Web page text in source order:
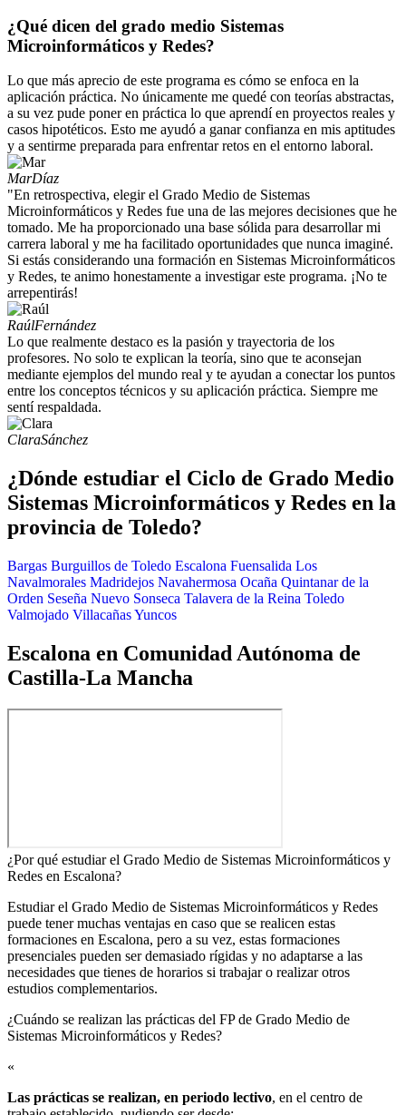
¿Qué dicen del grado medio Sistemas
Microinformáticos y Redes?
Lo que más aprecio de este programa es cómo se enfoca en la
aplicación práctica. No únicamente me quedé con teorías abstractas,
a su vez pude poner en práctica lo que aprendí en proyectos reales y
casos hipotéticos. Esto me ayudó a ganar confianza en mis aptitudes
y a sentirme preparada para enfrentar retos en el entorno laboral.
MarDíaz
"En retrospectiva, elegir el Grado Medio de Sistemas
Microinformáticos y Redes fue una de las mejores decisiones que he
tomado. Me ha proporcionado una base sólida para desarrollar mi
carrera laboral y me ha facilitado oportunidades que nunca imaginé.
Si estás considerando una formación en Sistemas Microinformáticos
y Redes, te animo honestamente a investigar este programa. ¡No te
arrepentirás!
RaúlFernández
Lo que realmente destaco es la pasión y trayectoria de los
profesores. No solo te explican la teoría, sino que te aconsejan
mediante ejemplos del mundo real y te ayudan a conectar los puntos
entre los conceptos técnicos y su aplicación práctica. Siempre me
sentí respaldada.
ClaraSánchez
¿Dónde estudiar el Ciclo de Grado Medio
Sistemas Microinformáticos y Redes en la
provincia de Toledo?
Bargas Burguillos de Toledo Escalona Fuensalida Los
Navalmorales Madridejos Navahermosa Ocaña Quintanar de la
Orden Seseña Nuevo Sonseca Talavera de la Reina Toledo
Valmojado VillacañasYuncos
Escalona en Comunidad Autónoma de
Castilla-La Mancha
¿Por qué estudiar el Grado Medio de Sistemas Microinformáticos y
Redes en Escalona?
Estudiar el Grado Medio de Sistemas Microinformáticos y Redes
puede tener muchas ventajas en caso que se realicen estas
formaciones en Escalona, pero a su vez, estas formaciones
presenciales pueden ser demasiado rígidas y no adaptarse a las
necesidades que tienes de horarios si trabajar o realizar otros
estudios complementarios.
¿Cuándo se realizan las prácticas del FP de Grado Medio de
Sistemas Microinformáticos y Redes?​
«
Las prácticas se realizan, en periodo lectivo, en el centro de